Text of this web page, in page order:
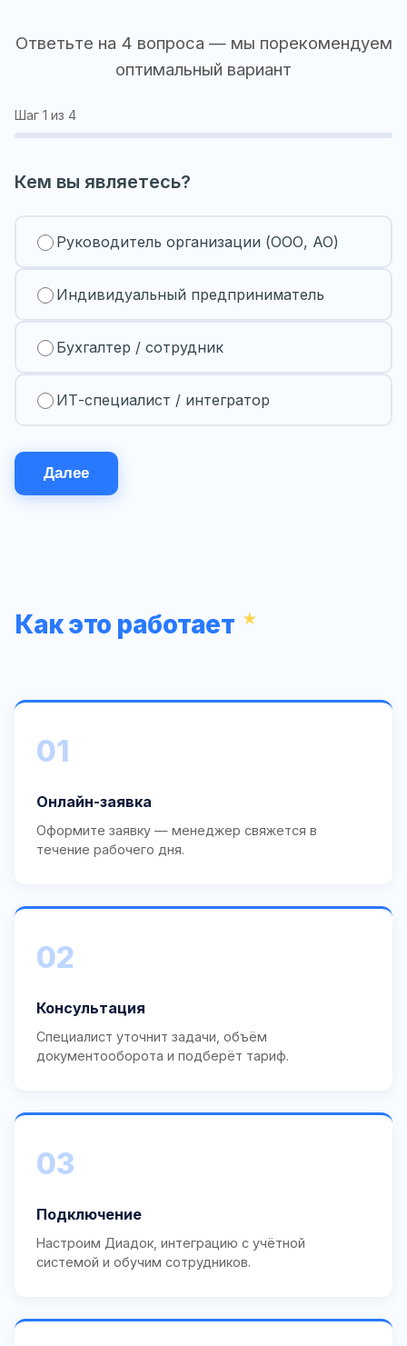
Ответьте на 4 вопроса — мы порекомендуем
оптимальный вариант
Шаг 1 из 4
Кем вы являетесь?
Руководитель организации (ООО, АО)
Индивидуальный предприниматель
Бухгалтер / сотрудник
ИТ-специалист / интегратор
Далее
Как это работает
01
Онлайн-заявка
Оформите заявку — менеджер свяжется в
течение рабочего дня.
02
Консультация
Специалист уточнит задачи, объём
документооборота и подберёт тариф.
03
Подключение
Настроим Диадок, интеграцию с учётной
системой и обучим сотрудников.